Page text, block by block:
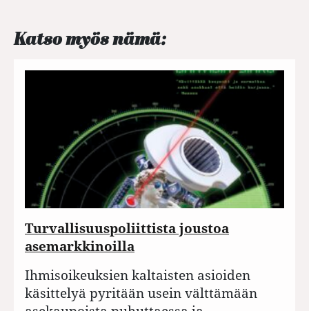
Katso myös nämä:
Turvallisuuspoliittista joustoa
asemarkkinoilla
Ihmisoikeuksien kaltaisten asioiden
käsittelyä pyritään usein välttämään